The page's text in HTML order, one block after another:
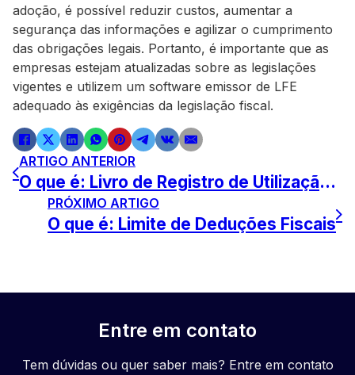
adoção, é possível reduzir custos, aumentar a
segurança das informações e agilizar o cumprimento
das obrigações legais. Portanto, é importante que as
empresas estejam atualizadas sobre as legislações
vigentes e utilizem um software emissor de LFE
adequado às exigências da legislação fiscal.
ARTIGO ANTERIOR
O que é: Livro de Registro de Utilização de Documentos Fiscais
PRÓXIMO ARTIGO
O que é: Limite de Deduções Fiscais
Entre em contato
Tem dúvidas ou quer saber mais? Entre em contato